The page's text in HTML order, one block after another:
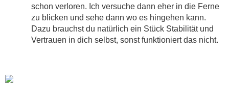
schon verloren. Ich versuche dann eher in die Ferne
zu blicken und sehe dann wo es hingehen kann.
Dazu brauchst du natürlich ein Stück Stabilität und
Vertrauen in dich selbst, sonst funktioniert das nicht.